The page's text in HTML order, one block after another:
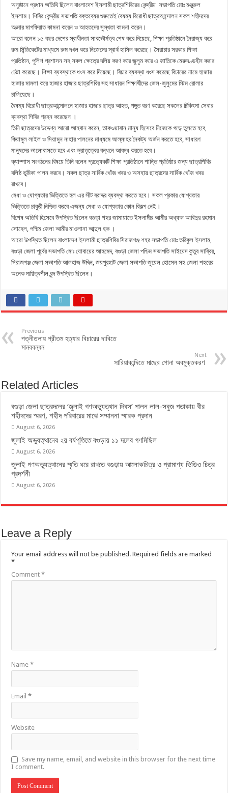
অনুষ্ঠানে প্রধান অতিথি ছিলেন বাংলাদেশ ইসলামী ছাত্রশিবিরের কেন্দ্রীয় সভাপতি মোঃ মঞ্জুরুল
ইসলাম। শিবির কেন্দ্রীয় সভাপতি বক্তব্যের শুরুতেই বৈষম্য বিরোধী ছাত্রআন্দোলন সকল শহীদদের
আত্মার মাগফিরাত কামনা করেন ও আহতদের সুস্থতা কামনা করেন।
আরো বলেন ১৫ বছর দেশের স্বাধীনতা সাবভৌর্মত্ব শেষ করে দিয়েছে, শিক্ষা প্রতিষ্ঠানে নৈরাজ্য করে
রুম সিন্ডিকেটের মাধ্যমে রুম দখল করে নিজেদের স্বার্থ হাসিল করেছে। সৈরাচার সরকার শিক্ষা
প্রতিষ্ঠান, পুলিশ প্রশাসন সহ সকল ক্ষেত্রে দলিয় করণ করে জুলুম করে এ জাতিকে মেরুদণ্ডহীন করার
চেষ্টা করেছে। শিক্ষা ব্যবস্থাকে ধংস করে দিয়েছে। বিচার ব্যবস্থা ধংস করেছে বিচারের নামে হাজার
হাজার মামলা করে হাজার হাজার ছাত্রশিবির সহ সাধারন শিক্ষার্থীদের জেল-জুলুমের স্টিম রোলার
চালিয়েছে।
বৈষম্য বিরোধী ছাত্রআন্দোলনে হাজার হাজার ছাত্র আহত, পঙ্গুত বরণ করেছে সকলের চিকিৎসা সেবার
ব্যবস্থা শিবির গ্রহন করেছেন ।
তিনি ছাত্রদের উদ্দেশ্য আরো আহবান করেন, তাকওয়াবান মানুষ হিসেবে নিজেকে গড়ে তুলতে হবে,
কিয়ামুল লাইল ও সিয়ামুন নাহার পালনের মাধ্যমে আল্লাহর নৈকট্য অর্জন করতে হবে, সাধারণ
মানুষদের ভালোবাসতে হবে এবং ভ্রাতৃত্বের বন্ধনে আবদ্ধ করতে হবে।
ক্যাম্পাস সংগঠনের বিষয়ে তিনি বলেন প্রত্যেকটি শিক্ষা প্রতিষ্ঠানে শান্তি প্রতিষ্ঠার জন্য ছাত্রশিবির
বলিষ্ঠ ভুমিকা পালন করবে। সকল ছাত্র সার্বিক খোঁজ খবর ও অসহায় ছাত্রদের সার্বিক খোঁজ খবর
রাখবে।
মেধা ও যোগ্যতার ভিত্তিতে হল এর সীট বরাদ্দর ব্যবস্থা করতে হবে। সকল প্রকার যোগ্যতার
ভিত্তিতে চাকুরী নিশ্চিত করবে এজন্য মেধা ও যোগ্যতার কোন বিকল্প নেই।
বিশেষ অতিথি হিসেবে উপস্থিত ছিলেন বগুড়া শহর জামায়াতে ইসলামীর আমীর অধ্যক্ষ আবিদুর রহমান
সোহেল, পশ্চিম জেলা আমীর মাওলানা আব্দুল হক ।
আরো উপস্থিত ছিলেন বাংলাদেশ ইসলামী ছাত্রশিবির সিরাজগঞ্জ শহর সভাপতি মোঃ তরিকুল ইসলাম,
বগুড়া জেলা পূর্বের সভাপতি মোঃ যোবায়ের আহমেদ, বগুড়া জেলা পশ্চিম সভাপতি সাইয়েদ কুতুব সাব্বির,
সিরাজগঞ্জ জেলা সভাপতি আলহাজ উদ্দিন, জয়পুরহাট জেলা সভাপতি জুয়েল হোসেন সহ জেলা শহরের
অনেক দায়িত্বশীল বৃন্দ উপস্থিত ছিলেন।
Previous
পত্নীতলায় প্রীতম হত্যার বিচারের দাবিতে
মানববন্ধন
Next
সারিয়াকান্দিতে মাছের পোনা অবমুক্তকরণ
Related Articles
বগুড়া জেলা ছাত্রদলের ‘জুলাই গণঅভ্যুত্থান দিবস’ পালন লাল-সবুজ পতাকায় বীর
শহীদদের স্মরণ, শহীদ পরিবারের মাঝে সম্মাননা স্মারক প্রদান
August 6, 2026
জুলাই অভ্যুত্থানের ২য় বর্ষপূতিতে বগুড়ায় ১১ দলের গণমিছিল
August 6, 2026
জুলাই গণঅভ্যুত্থানের স্মৃতি ধরে রাখতে বগুড়ায় আলোকচিত্র ও প্রামাণ্য ভিডিও চিত্র
প্রদর্শনী
August 6, 2026
Leave a Reply
Your email address will not be published. Required fields are marked
*
Comment*
Name*
Email*
Website
Save my name, email, and website in this browser for the next time
I comment.